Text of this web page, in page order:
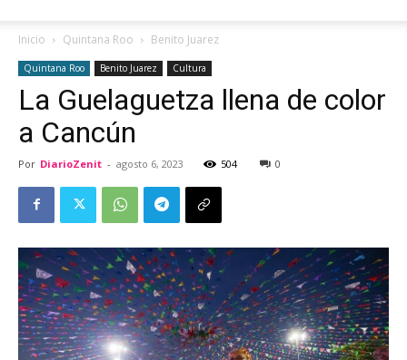
Zenit
Inicio Quintana Roo Benito Juarez
Quintana Roo Benito Juarez Cultura
La Guelaguetza llena de color
a Cancún
Por DiarioZenit - agosto 6, 2023 504 0